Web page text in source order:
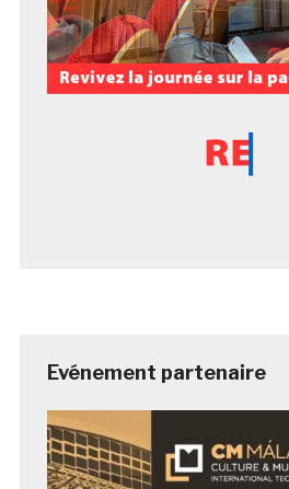
Evénement partenaire